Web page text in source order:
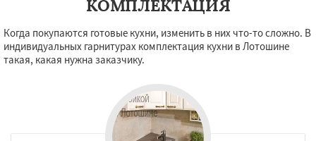
КОМПЛЕКТАЦИЯ
Когда покупаются готовые кухни, изменить в них что-то сложно. В
индивидуальных гарнитурах комплектация кухни в Лотошине
такая, какая нужна заказчику.